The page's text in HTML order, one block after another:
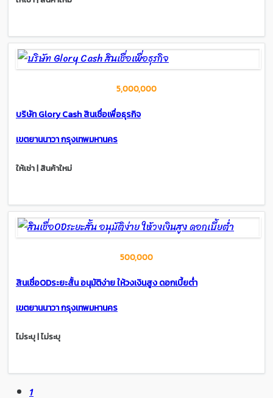
5,000,000
บริษัท Glory Cash สินเชื่อเพื่อธุรกิจ
เขตยานนาวา กรุงเทพมหานคร
ให้เช่า | สินค้าใหม่
500,000
สินเชื่อODระยะสั้น อนุมัติง่าย ให้วงเงินสูง ดอกเบี้ยต่ำ
เขตยานนาวา กรุงเทพมหานคร
ไม่ระบุ | ไม่ระบุ
1